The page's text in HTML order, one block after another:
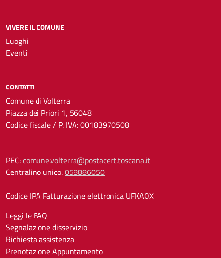
VIVERE IL COMUNE
Luoghi
Eventi
CONTATTI
Comune di Volterra
Piazza dei Priori 1, 56048
Codice fiscale / P. IVA: 00183970508
PEC:comune.volterra@postacert.toscana.it
Centralino unico:058886050
Codice IPA Fatturazione elettronica UFKAOX
Leggi le FAQ
Segnalazione disservizio
Richiesta assistenza
Prenotazione Appuntamento